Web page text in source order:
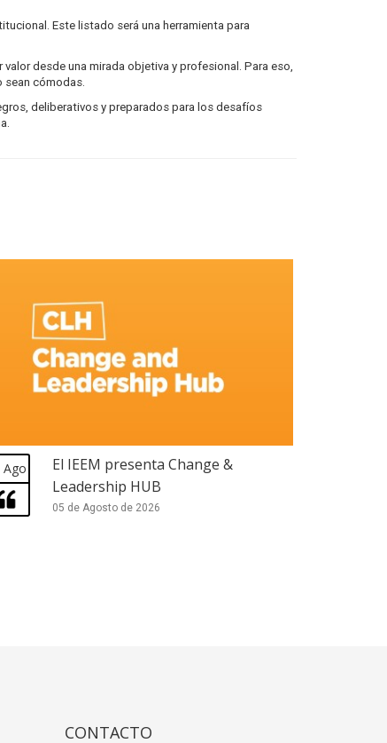
Este listado será una herramienta para
desde una mirada objetiva y profesional. Para eso,
sean cómodas.
deliberativos y preparados para los desafíos
Ago
El IEEM presenta Change &
Leadership HUB
05 de Agosto de 2026
CONTACTO